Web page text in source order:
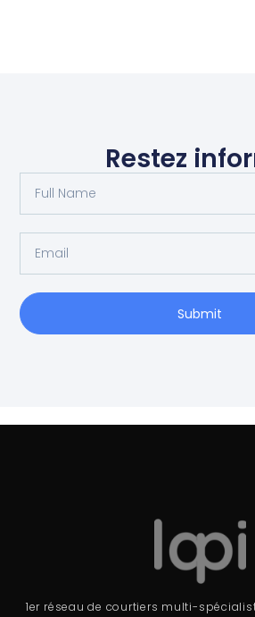
Restez
Name
Submit
1er réseau de courtiers multi-